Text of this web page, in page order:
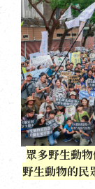
眾多野生動
野生動物的民